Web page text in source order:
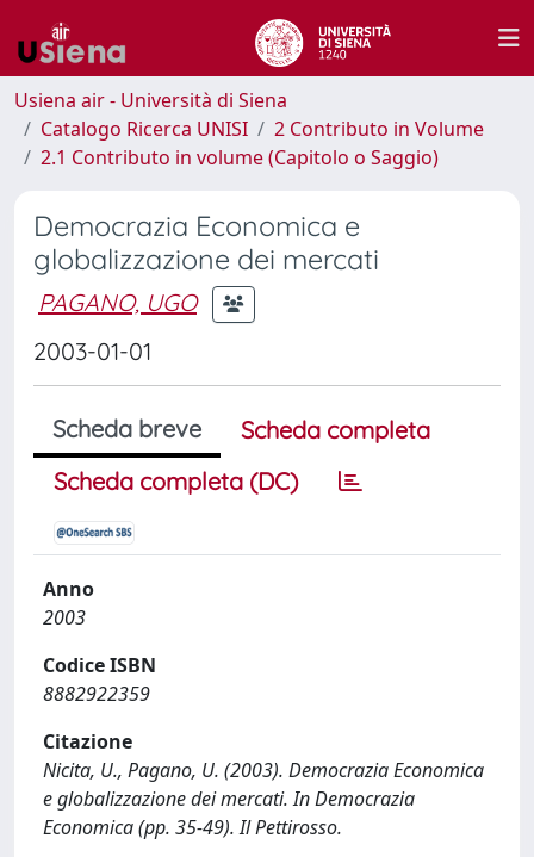
Usiena air - Università di Siena
Catalogo Ricerca UNISI
2 Contributo in Volume
2.1 Contributo in volume (Capitolo o Saggio)
Democrazia Economica e
globalizzazione dei mercati
PAGANO, UGO
2003-01-01
Scheda breve
Scheda completa
Scheda completa (DC)
Anno
2003
Codice ISBN
8882922359
Citazione
Nicita, U., Pagano, U. (2003). Democrazia Economica
e globalizzazione dei mercati. In Democrazia
Economica (pp. 35-49). Il Pettirosso.